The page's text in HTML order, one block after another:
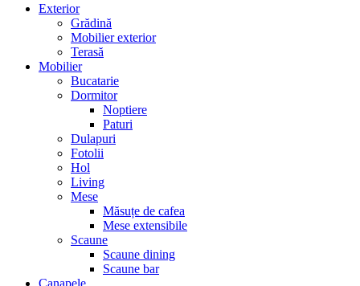
Exterior
Grădină
Mobilier exterior
Terasă
Mobilier
Bucatarie
Dormitor
Noptiere
Paturi
Dulapuri
Fotolii
Hol
Living
Mese
Măsuțe de cafea
Mese extensibile
Scaune
Scaune dining
Scaune bar
Canapele